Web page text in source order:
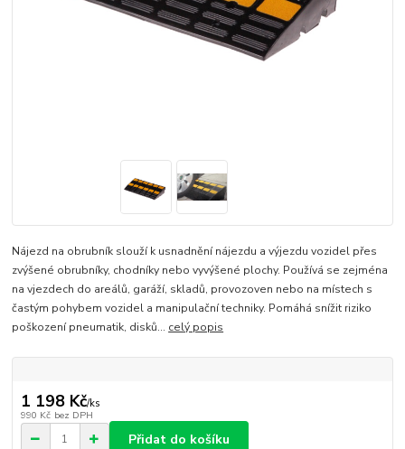
Nájezd na obrubník slouží k usnadnění nájezdu a výjezdu vozidel přes
zvýšené obrubníky, chodníky nebo vyvýšené plochy. Používá se zejména
na vjezdech do areálů, garáží, skladů, provozoven nebo na místech s
častým pohybem vozidel a manipulační techniky. Pomáhá snížit riziko
poškození pneumatik, disků... celý popis
1 198 Kč/ks
990 Kč bez DPH
Přidat do košíku